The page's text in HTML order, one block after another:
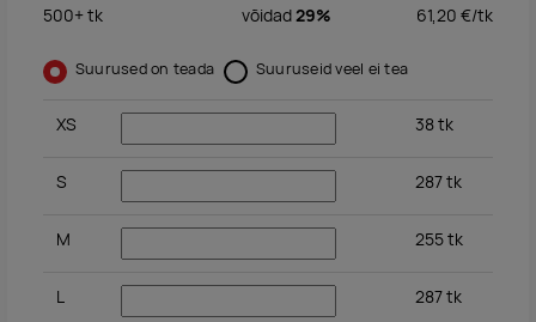
500+tk võidad29% 61,20 €/tk
Suurused on teada Suuruseid veel ei tea
XS 38tk
S 287tk
M 255tk
L 287tk